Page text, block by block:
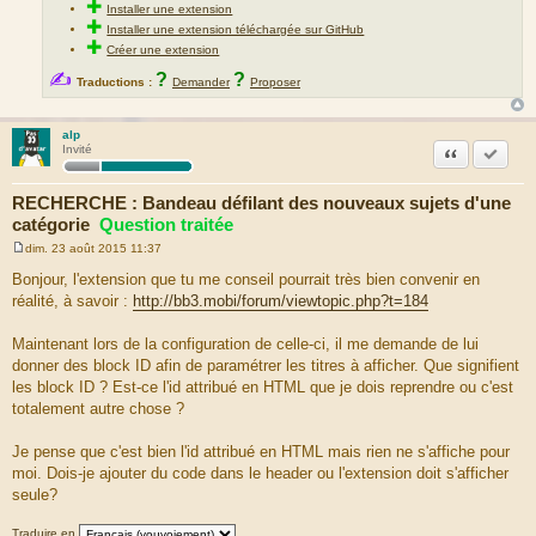
✚ Installer une extension
✚ Installer une extension téléchargée sur GitHub
✚Créer une extension
✍ Traductions : ? Demander ? Proposer
alp
Invité
RECHERCHE : Bandeau défilant des nouveaux sujets d'une
catégorie Question traitée
Citation
s
s
e
dim. 23 août 2015 11:37
Bonjour, l'extension que tu me conseil pourrait très bien convenir en
réalité, à savoir : http://bb3.mobi/forum/viewtopic.php?t=184
Maintenant lors de la configuration de celle-ci, il me demande de lui
donner des block ID afin de paramétrer les titres à afficher. Que signifient
les block ID ? Est-ce l'id attribué en HTML que je dois reprendre ou c'est
totalement autre chose ?
Je pense que c'est bien l'id attribué en HTML mais rien ne s'affiche pour
moi. Dois-je ajouter du code dans le header ou l'extension doit s'afficher
seule?
Traduire en